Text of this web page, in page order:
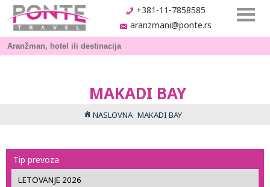
+381-11-7858585
aranzmani@ponte.rs
MAKADI BAY
NASLOVNA MAKADI BAY
Tip prevoza